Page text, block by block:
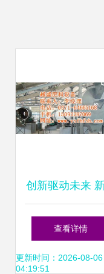
创新驱动未来
氮肥肥料设备生
线与增效剂技术
查看详情
更新时间：2026-08-06
04:19:51